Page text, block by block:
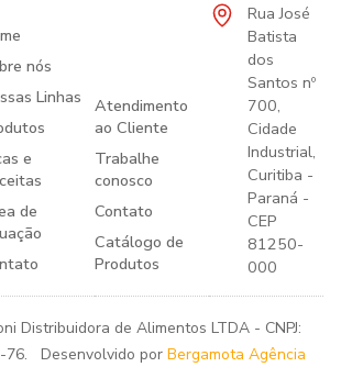
nós
Linhas
e
de
Atendimento
ao Cliente
Trabalhe
conosco
Contato
Catálogo de
Produtos
Rua José
Batista
dos
Santos nº
700,
Cidade
Industrial,
Curitiba -
Paraná -
CEP
81250-
000
Distribuidora de Alimentos LTDA - CNPJ:
76. Desenvolvido por Bergamota Agência